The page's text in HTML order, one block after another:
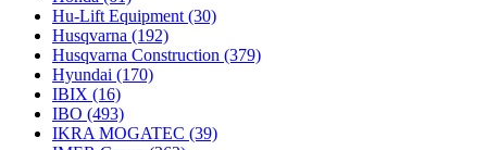
Hu-Lift Equipment (30)
Husqvarna (192)
Husqvarna Construction (379)
Hyundai (170)
IBIX (16)
IBO (493)
IKRA MOGATEC (39)